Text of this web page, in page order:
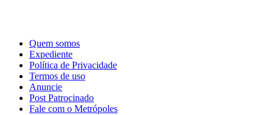
Quem somos
Expediente
Política de Privacidade
Termos de uso
Anuncie
Post Patrocinado
Fale com o Metrópoles